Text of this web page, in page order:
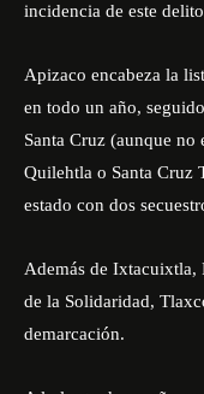
incidencia de este
Apizaco encabeza la
en todo un año,
Santa Cruz (aunque no
Quilehtla o Santa Cruz
estado con dos
Además de Ixtacuixtla,
de la Solidaridad,
demarcación.